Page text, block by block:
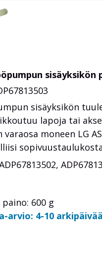
sisäyksikön
sisäyksikön
lapoja tai
moneen LG
600 g
arvio: 4-10 arkipäivää